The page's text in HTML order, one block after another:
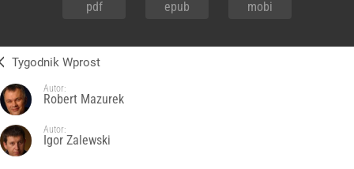
pdf epub mobi
Tygodnik Wprost
Autor:
Robert Mazurek
Autor:
Igor Zalewski